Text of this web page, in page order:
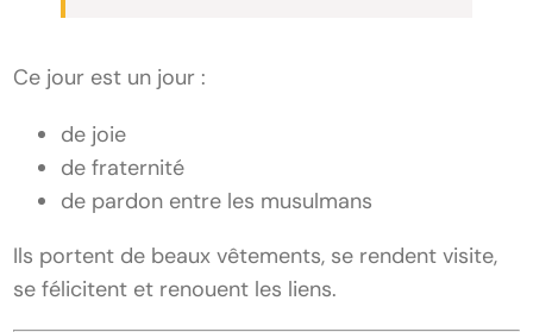
Ce jour est un jour :
de joie
de fraternité
de pardon entre les musulmans
Ils portent de beaux vêtements, se rendent visite,
se félicitent et renouent les liens.